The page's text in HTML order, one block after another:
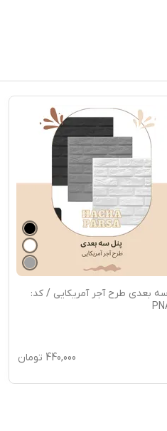
بعدی طرح آجر آمریکایی / کد:
440,000 تومان